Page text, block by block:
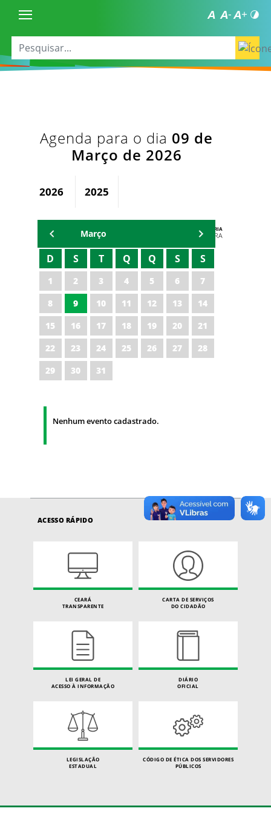
Agenda para o dia 09 de
Março de 2026
2026 2025
AGENDA DA SECRETARIA
ZELMA MADEIRA
Março
D S T Q Q S S
1 2 3 4 5 6
7
8
9 10 11 12 13
14
15
16 17 18 19 20
21
22
23 24 25 26 27
28
29
30 31
Nenhum evento cadastrado.
ACESSO RÁPIDO
CEARÁ
TRANSPARENTE
CARTA DE SERVIÇOS
DO CIDADÃO
LEI GERAL DE
ACESSO À INFORMAÇÃO
DIÁRIO
OFICIAL
LEGISLAÇÃO
ESTADUAL
CÓDIGO DE ÉTICA DOS SERVIDORES
PÚBLICOS